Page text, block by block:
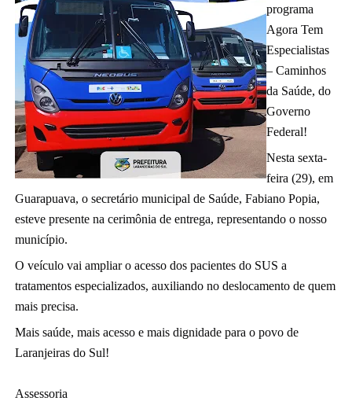
programa
Agora Tem
Especialistas
– Caminhos
da Saúde, do
Governo
Federal!
Nesta sexta-
feira (29), em
Guarapuava, o secretário municipal de Saúde, Fabiano Popia,
esteve presente na cerimônia de entrega, representando o nosso
município.
O veículo vai ampliar o acesso dos pacientes do SUS a
tratamentos especializados, auxiliando no deslocamento de quem
mais precisa.
Mais saúde, mais acesso e mais dignidade para o povo de
Laranjeiras do Sul!
Assessoria